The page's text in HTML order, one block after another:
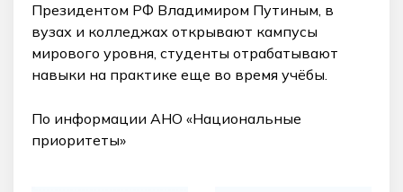
Президентом РФ Владимиром Путиным, в
вузах и колледжах открывают кампусы
мирового уровня, студенты отрабатывают
навыки на практике еще во время учёбы.
По информации АНО «Национальные
приоритеты»